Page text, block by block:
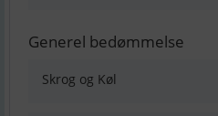
Generel bedømmelse
Skrog og Køl